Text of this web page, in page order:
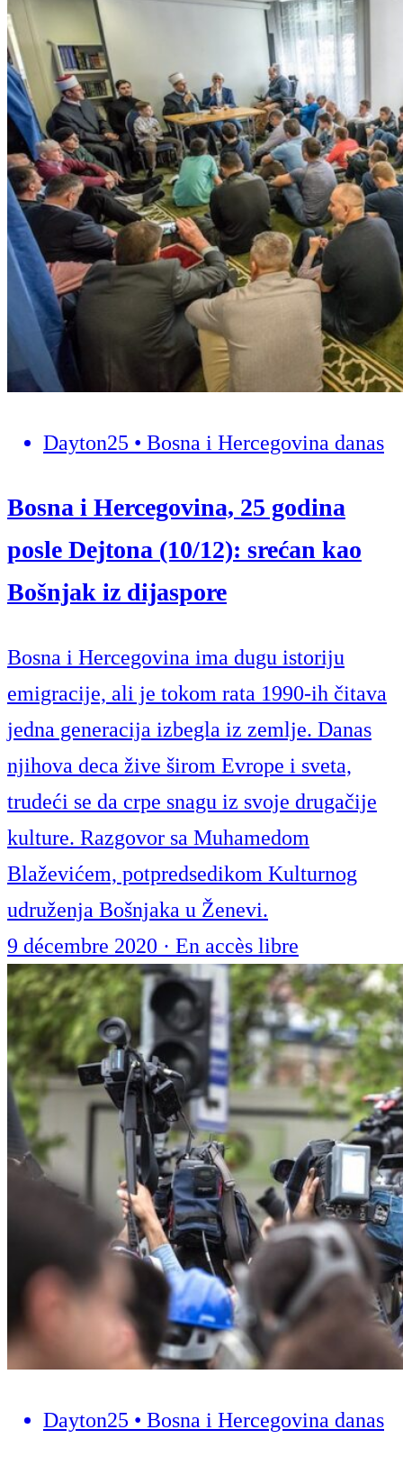
Dayton25 • Bosna i Hercegovina danas
Bosna i Hercegovina, 25 godina
posle Dejtona (10/12): srećan kao
Bošnjak iz dijaspore
Bosna i Hercegovina ima dugu istoriju
emigracije, ali je tokom rata 1990-ih čitava
jedna generacija izbegla iz zemlje. Danas
njihova deca žive širom Evrope i sveta,
trudeći se da crpe snagu iz svoje drugačije
kulture. Razgovor sa Muhamedom
Blaževićem, potpredsedikom Kulturnog
udruženja Bošnjaka u Ženevi.
9 décembre 2020 · En accès libre
Dayton25 • Bosna i Hercegovina danas